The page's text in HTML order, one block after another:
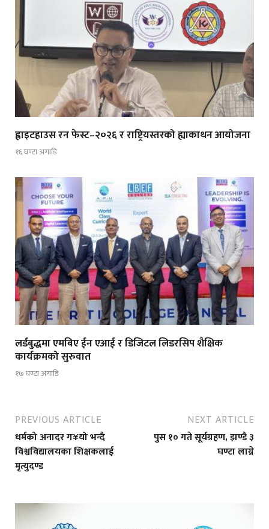
ह्वाइटहाउस रन फेस्ट–२०२६ र राष्ट्रियस्तरको ह्याकाथन आयोजना
१६ घण्टा अगाडि
लर्डबुद्धमा एमबिए ईन एआई र डिजिटल लिडरसिप शैक्षिक
कार्यक्रमको सुरुवात
१७ घण्टा अगाडि
PREVIOUS ARTICLE
धर्मको अनादर ग¥यो भन्दै
विश्वविद्यालयका शिक्षकलाई
मृत्युदण्ड
NEXT ARTICLE
पुस १० गते सूर्यग्रहण, झण्डै ३
घण्टा लाग्ने